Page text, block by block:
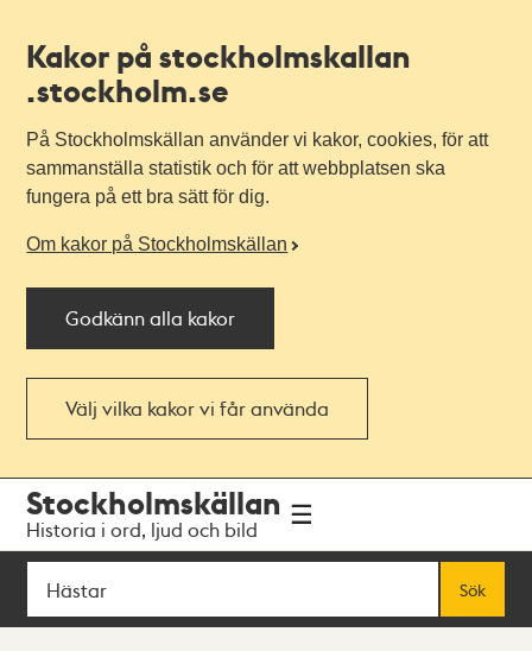
Kakor på stockholmskallan
.stockholm.se
På Stockholmskällan använder vi kakor, cookies, för att
sammanställa statistik och för att webbplatsen ska
fungera på ett bra sätt för dig.
Om kakor på Stockholmskällan
Godkänn alla kakor
Välj vilka kakor vi får använda
navigationen
huvudinnehållet
Stockholmskällan
Historia i ord, ljud och bild
Sök
Sök